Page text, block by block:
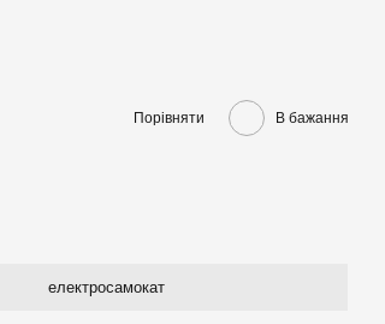
Порівняти В бажання
електросамокат